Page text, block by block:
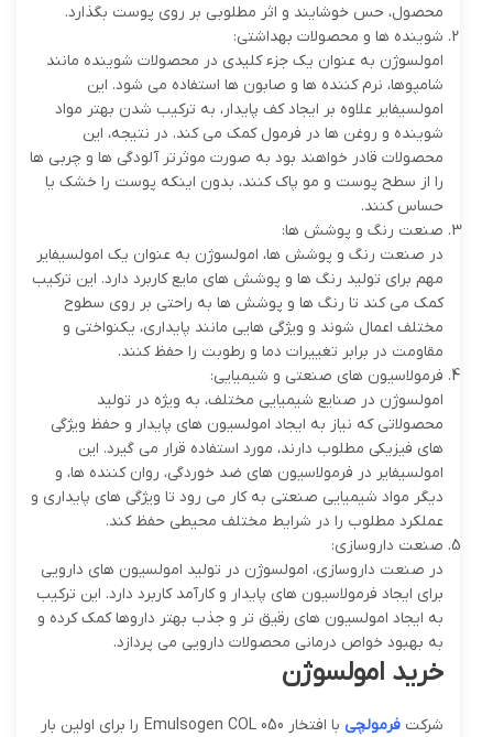
محصول، حس خوشایند و اثر مطلوبی بر روی پوست بگذارد.
شوینده ها و محصولات بهداشتی:
امولسوژن به عنوان یک جزء کلیدی در محصولات شوینده مانند
شامپوها، نرم کننده ها و صابون ها استفاده می شود. این
امولسیفایر علاوه بر ایجاد کف پایدار، به ترکیب شدن بهتر مواد
شوینده و روغن ها در فرمول کمک می کند. در نتیجه، این
محصولات قادر خواهند بود به صورت موثرتر آلودگی ها و چربی ها
را از سطح پوست و مو پاک کنند، بدون اینکه پوست را خشک یا
حساس کنند.
صنعت رنگ و پوشش ها:
در صنعت رنگ و پوشش ها، امولسوژن به عنوان یک امولسیفایر
مهم برای تولید رنگ ها و پوشش های مایع کاربرد دارد. این ترکیب
کمک می کند تا رنگ ها و پوشش ها به راحتی بر روی سطوح
مختلف اعمال شوند و ویژگی هایی مانند پایداری، یکنواختی و
مقاومت در برابر تغییرات دما و رطوبت را حفظ کنند.
فرمولاسیون های صنعتی و شیمیایی:
امولسوژن در صنایع شیمیایی مختلف، به ویژه در تولید
محصولاتی که نیاز به ایجاد امولسیون های پایدار و حفظ ویژگی
های فیزیکی مطلوب دارند، مورد استفاده قرار می گیرد. این
امولسیفایر در فرمولاسیون های ضد خوردگی، روان کننده ها، و
دیگر مواد شیمیایی صنعتی به کار می رود تا ویژگی های پایداری و
عملکرد مطلوب را در شرایط مختلف محیطی حفظ کند.
صنعت داروسازی:
در صنعت داروسازی، امولسوژن در تولید امولسیون های دارویی
برای ایجاد فرمولاسیون های پایدار و کارآمد کاربرد دارد. این ترکیب
به ایجاد امولسیون های رقیق تر و جذب بهتر داروها کمک کرده و
به بهبود خواص درمانی محصولات دارویی می پردازد.
خرید امولسوژن
شرکت فرمولچی
با افتخار Emulsogen COL 050 را برای اولین بار